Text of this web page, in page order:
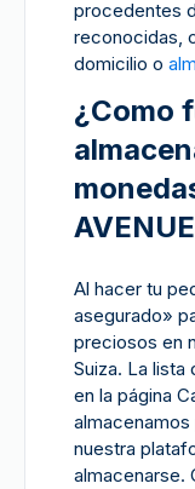
procedentes
reconocidas,
domicilio o
¿Como
Al hacer tu
asegurado»
preciosos en
Suiza. La
en la página
nuestra
almacenarse.